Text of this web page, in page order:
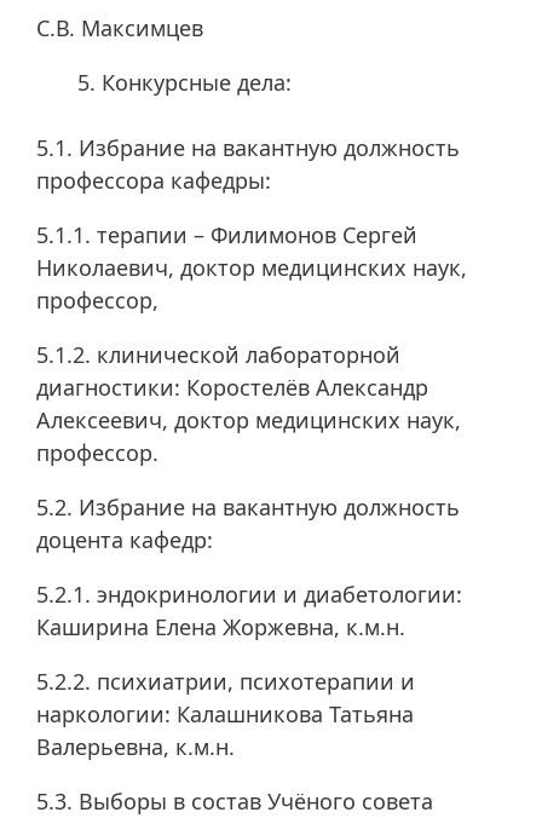
С.В. Максимцев
Конкурсные дела:
5.1. Избрание на вакантную должность
профессора кафедры:
5.1.1. терапии – Филимонов Сергей
Николаевич, доктор медицинских наук,
профессор,
5.1.2. клинической лабораторной
диагностики: Коростелёв Александр
Алексеевич, доктор медицинских наук,
профессор.
5.2. Избрание на вакантную должность
доцента кафедр:
5.2.1. эндокринологии и диабетологии:
Каширина Елена Жоржевна, к.м.н.
5.2.2. психиатрии, психотерапии и
наркологии: Калашникова Татьяна
Валерьевна, к.м.н.
5.3. Выборы в состав Учёного совета